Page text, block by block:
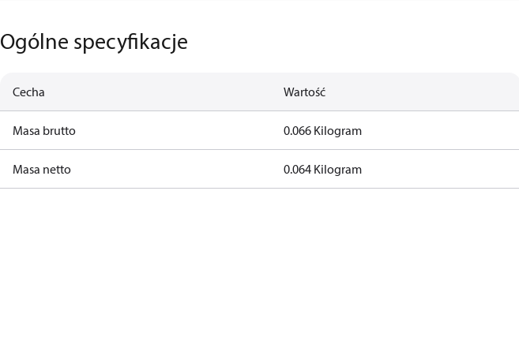
Ogólne specyfikacje
Cecha Wartość
Masa brutto 0.066 Kilogram
Masa netto 0.064 Kilogram